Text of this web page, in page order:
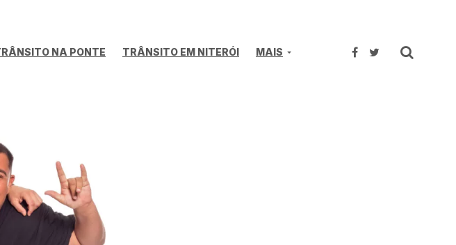
NA PONTE TRÂNSITO EM NITERÓI MAIS